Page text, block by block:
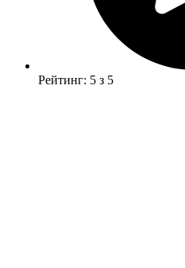
Рейтинг: 5 з 5